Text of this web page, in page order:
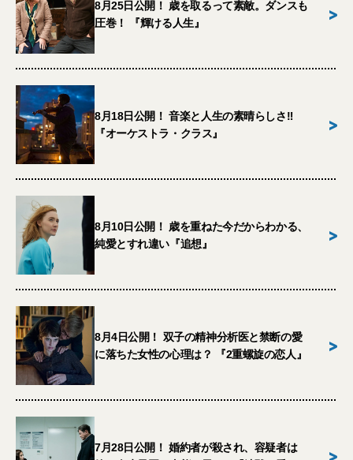
8月25日公開！ 歳を取るって素敵。ダンスも
圧巻！ 『輝ける人生』
>
8月18日公開！ 音楽と人生の素晴らしさ‼︎
『オーケストラ・クラス』
>
8月10日公開！ 歳を重ねた今だからわかる、
純愛とすれ違い『追想』
>
8月4日公開！ 双子の精神分析医と禁断の愛
に落ちた女性の心理は？ 『2重螺旋の恋人』
>
7月28日公開！ 婚約者が殺され、容疑者は